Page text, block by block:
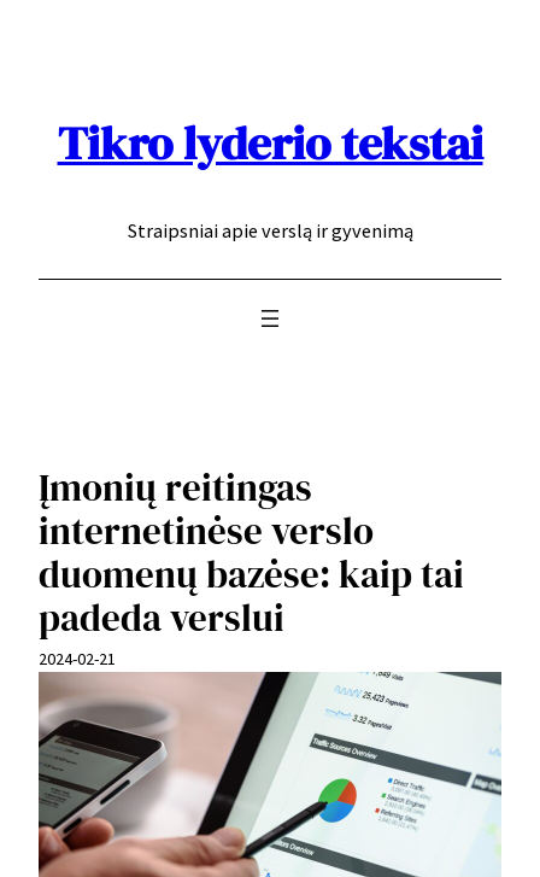
Tikro lyderio tekstai
Straipsniai apie verslą ir gyvenimą
Įmonių reitingas
internetinėse verslo
duomenų bazėse: kaip tai
padeda verslui
2024-02-21